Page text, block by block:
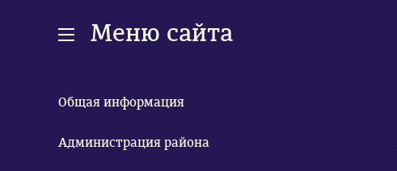
Меню сайта
Общая информация
Администрация района